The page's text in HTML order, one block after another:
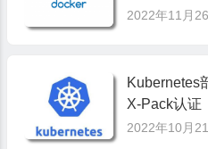
2022年11月
Kubernetes
X-Pack认证
2022年10月